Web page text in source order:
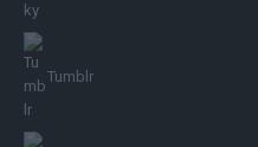
Tumblr